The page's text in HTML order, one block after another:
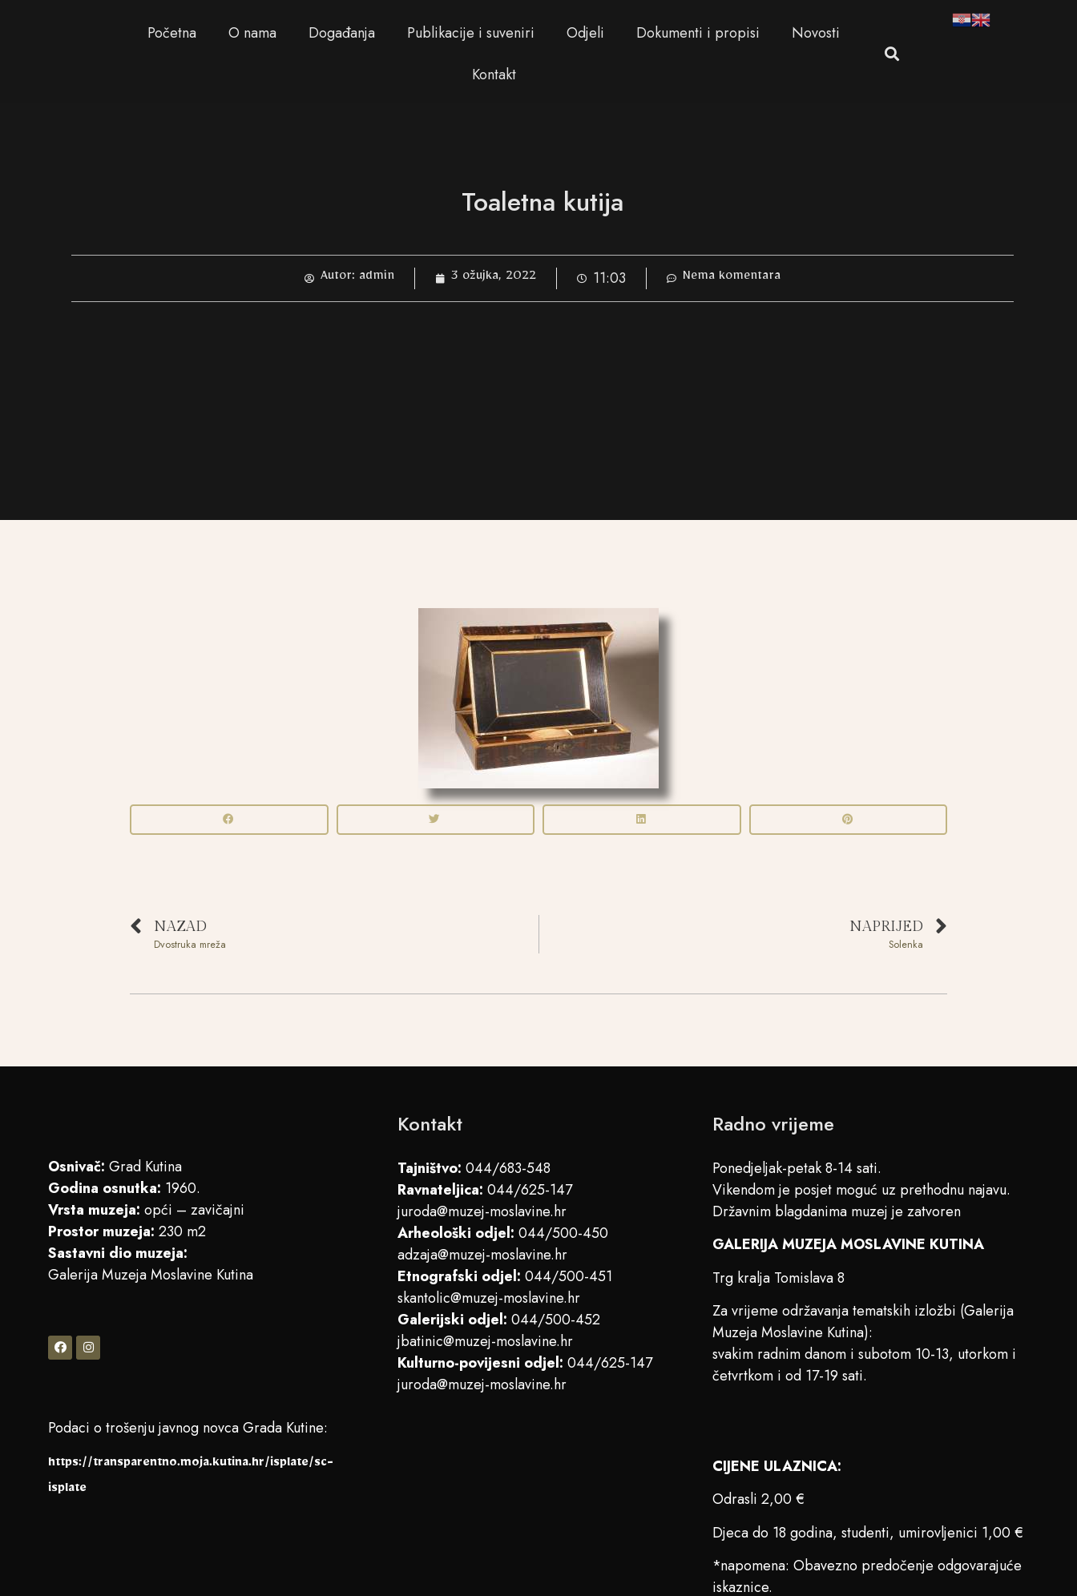
Početna O nama Događanja Publikacije i suveniri Odjeli Dokumenti i propisi
Novosti
Kontakt
Toaletna kutija
Autor: admin 3 ožujka, 2022 11:03 Nema komentara
NAZAD
Dvostruka mreža
NAPRIJED
Solenka
Osnivač: Grad Kutina
Godina osnutka: 1960.
Vrsta muzeja: opći – zavičajni
Prostor muzeja: 230 m2
Sastavni dio muzeja:
Galerija Muzeja Moslavine Kutina
Podaci o trošenju javnog novca Grada Kutine:
https://transparentno.moja.kutina.hr/isplate/sc-
isplate
Kontakt
Tajništvo: 044/683-548
Ravnateljica: 044/625-147
juroda@muzej-moslavine.hr
Arheološki odjel: 044/500-450
adzaja@muzej-moslavine.hr
Etnografski odjel: 044/500-451
skantolic@muzej-moslavine.hr
Galerijski odjel: 044/500-452
jbatinic@muzej-moslavine.hr
Kulturno-povijesni odjel: 044/625-147
juroda@muzej-moslavine.hr
Radno vrijeme
Ponedjeljak-petak 8-14 sati.
Vikendom je posjet moguć uz prethodnu najavu.
Državnim blagdanima muzej je zatvoren
GALERIJA MUZEJA MOSLAVINE KUTINA
Trg kralja Tomislava 8
Za vrijeme održavanja tematskih izložbi (Galerija
Muzeja Moslavine Kutina):
svakim radnim danom i subotom 10-13, utorkom i
četvrtkom i od 17-19 sati.
CIJENE ULAZNICA:
Odrasli 2,00 €
Djeca do 18 godina, studenti, umirovljenici 1,00 €
*napomena: Obavezno predočenje odgovarajuće
iskaznice.